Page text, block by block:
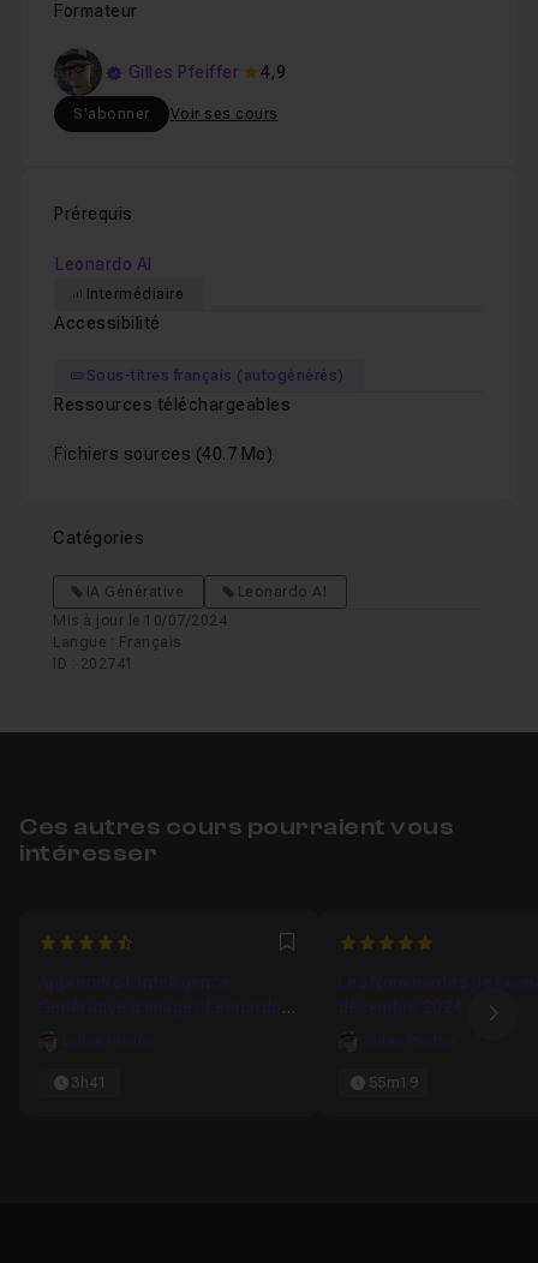
Formateur
Gilles Pfeiffer 4,9
S'abonner Voir ses cours
Prérequis
Leonardo AI
Intermédiaire
Accessibilité
Sous-titres français (autogénérés)
Ressources téléchargeables
Fichiers sources (40.7 Mo)
Catégories
IA Générative
Leonardo AI
Mis à jour le 10/07/2024
Langue : Français
ID : 202741
Ces autres cours pourraient vous
intéresser
4.75 Favori
Apprendre L'Intelligence
Générative d'images Leonardo
AI
Gilles Pfeiffer
3h41
5
Les Nouveautés de
décembre 2024
Gilles Pfeiffer
55m19